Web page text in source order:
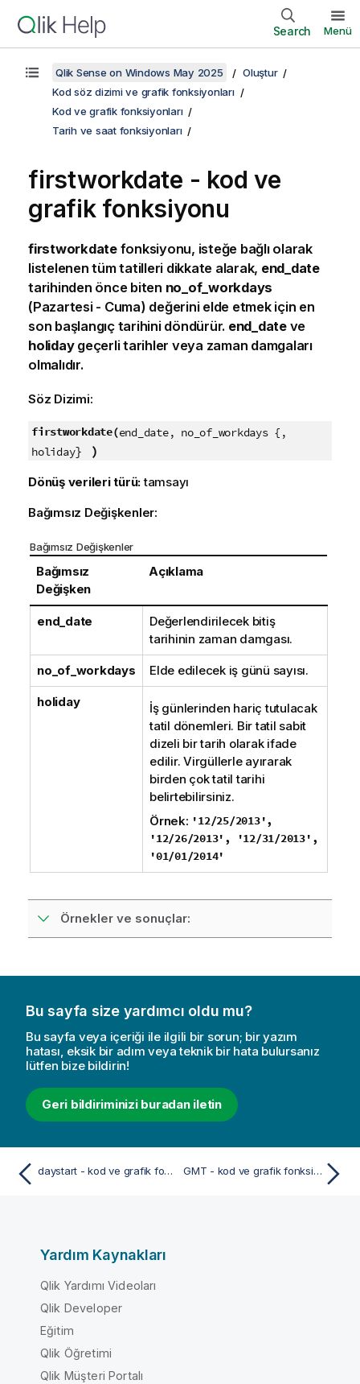
Search Menü
Qlik Sense on Windows May 2025
Oluştur
Kod söz dizimi ve grafik fonksiyonları
Kod ve grafik fonksiyonları
Tarih ve saat fonksiyonları
firstworkdate - kod ve
grafik fonksiyonu
firstworkdatefonksiyonu, isteğe bağlı olarak
listelenen tüm tatilleri dikkate alarak, end_date
tarihinden önce biten no_of_workdays
(Pazartesi - Cuma) değerini elde etmek için en
son başlangıç tarihini döndürür. end_dateve
holidaygeçerli tarihler veya zaman damgaları
olmalıdır.
Söz Dizimi:
firstworkdate(end_date, no_of_workdays {,
holiday} )
Dönüş verileri türü:tamsayı
Bağımsız Değişkenler:
Bağımsız Değişkenler
Bağımsız
Değişken
Açıklama
end_date
Değerlendirilecek bitiş
tarihinin zaman damgası.
no_of_workdays Elde edilecek iş günü sayısı.
holiday
İş günlerinden hariç tutulacak
tatil dönemleri. Bir tatil sabit
dizeli bir tarih olarak ifade
edilir. Virgüllerle ayırarak
birden çok tatil tarihi
belirtebilirsiniz.
Örnek: '12/25/2013',
'12/26/2013', '12/31/2013',
'01/01/2014'
Örnekler ve sonuçlar:
Bu sayfa size yardımcı oldu mu?
Bu sayfa veya içeriği ile ilgili bir sorun; bir yazım
hatası, eksik bir adım veya teknik bir hata bulursanız
lütfen bize bildirin!
Geri bildiriminizi buradan iletin
daystart - kod ve grafik fonksiyonu GMT - kod ve grafik fonksiyonu
Yardım Kaynakları
Qlik Yardımı Videoları
Qlik Developer
Eğitim
Qlik Öğretimi
Qlik Müşteri Portalı